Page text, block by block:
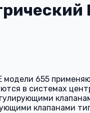
модели 655
в системах
клапанами